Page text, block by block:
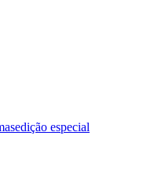
edição especial